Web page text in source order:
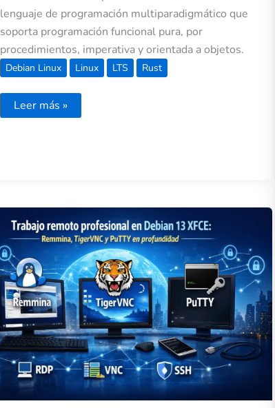
lenguaje de programación multiparadigmático que
soporta programación funcional pura, por
procedimientos, imperativa y orientada a objetos.
Debian Linux Linux LTS Rust
Leer más »
Trabajo
remoto
profesional
Debian
13
XFCE:
Remmina,
TigerVNC
y
PuTTY.